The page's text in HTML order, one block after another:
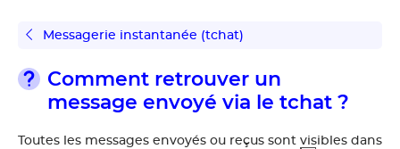
Messagerie instantanée (tchat)
Comment retrouver un
message envoyé via le tchat ?
Toutes les messages envoyés ou reçus sont visibles dans